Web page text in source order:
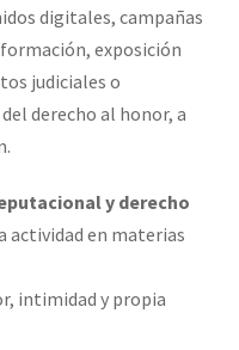
digitales, campañas
exposición
judiciales o
derecho al honor, a
y derecho
actividad en materias
intimidad y propia